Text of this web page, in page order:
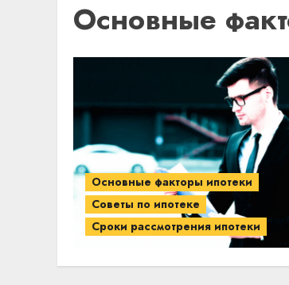
Основные
Основные факторы ипотеки
Советы по ипотеке
Сроки рассмотрения ипотеки